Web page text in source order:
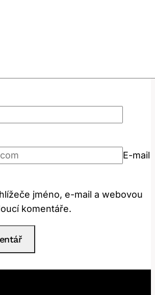
E-mail
jméno, e-mail a webovou
komentáře.